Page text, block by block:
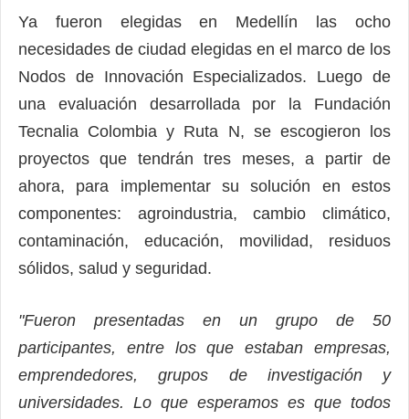
Ya fueron elegidas en Medellín las ocho
necesidades de ciudad elegidas en el marco de los
Nodos de Innovación Especializados. Luego de
una evaluación desarrollada por la Fundación
Tecnalia Colombia y Ruta N, se escogieron los
proyectos que tendrán tres meses, a partir de
ahora, para implementar su solución en estos
componentes: agroindustria, cambio climático,
contaminación, educación, movilidad, residuos
sólidos, salud y seguridad.
"Fueron presentadas en un grupo de 50
participantes, entre los que estaban empresas,
emprendedores, grupos de investigación y
universidades. Lo que esperamos es que todos